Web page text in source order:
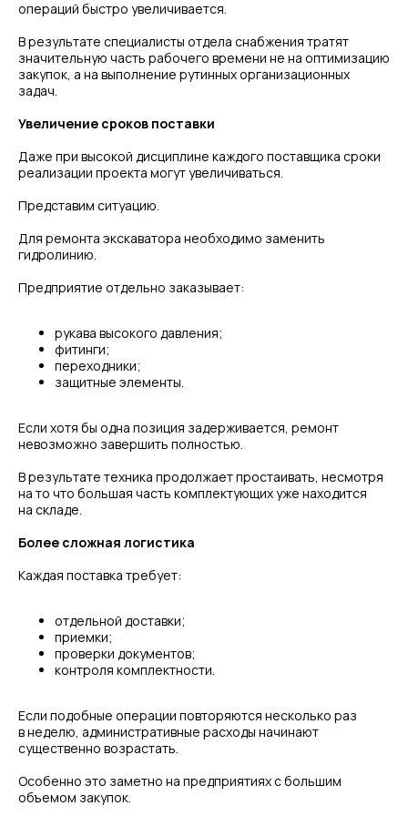
операций быстро увеличивается.
В результате специалисты отдела снабжения тратят
значительную часть рабочего времени не на оптимизацию
закупок, а на выполнение рутинных организационных
задач.
Увеличение сроков поставки
Даже при высокой дисциплине каждого поставщика сроки
реализации проекта могут увеличиваться.
Представим ситуацию.
Для ремонта экскаватора необходимо заменить
гидролинию.
Предприятие отдельно заказывает:
рукава высокого давления;
фитинги;
переходники;
защитные элементы.
Если хотя бы одна позиция задерживается, ремонт
невозможно завершить полностью.
В результате техника продолжает простаивать, несмотря
на то что большая часть комплектующих уже находится
на складе.
Более сложная логистика
Каждая поставка требует:
отдельной доставки;
приемки;
проверки документов;
контроля комплектности.
Если подобные операции повторяются несколько раз
в неделю, административные расходы начинают
существенно возрастать.
Особенно это заметно на предприятиях с большим
объемом закупок.